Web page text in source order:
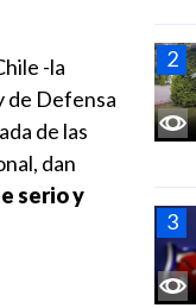
-la
de Defensa
de las
dan
serio y